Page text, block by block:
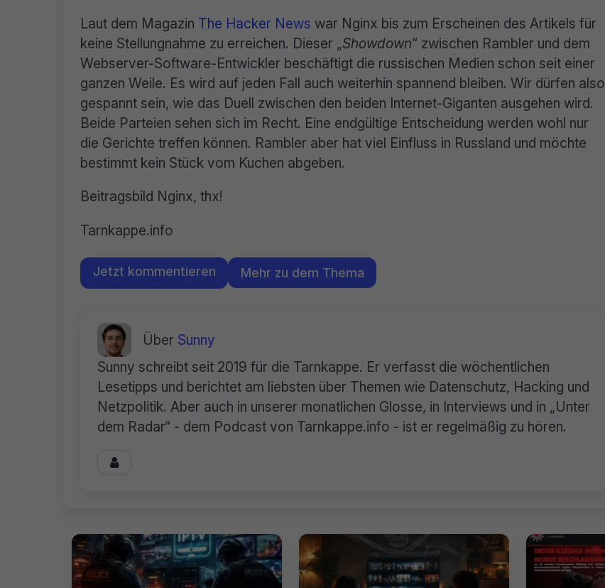
Laut dem Magazin The Hacker News war Nginx bis zum Erscheinen des Artikels für
keine Stellungnahme zu erreichen. Dieser „Showdown“ zwischen Rambler und dem
Webserver-Software-Entwickler beschäftigt die russischen Medien schon seit einer
ganzen Weile. Es wird auf jeden Fall auch weiterhin spannend bleiben. Wir dürfen also
gespannt sein, wie das Duell zwischen den beiden Internet-Giganten ausgehen wird.
Beide Parteien sehen sich im Recht. Eine endgültige Entscheidung werden wohl nur
die Gerichte treffen können. Rambler aber hat viel Einfluss in Russland und möchte
bestimmt kein Stück vom Kuchen abgeben.
Beitragsbild Nginx, thx!
Tarnkappe.info
Jetzt kommentieren Mehr zu dem Thema
Über Sunny
Sunny schreibt seit 2019 für die Tarnkappe. Er verfasst die wöchentlichen
Lesetipps und berichtet am liebsten über Themen wie Datenschutz, Hacking und
Netzpolitik. Aber auch in unserer monatlichen Glosse, in Interviews und in „Unter
dem Radar“ - dem Podcast von Tarnkappe.info - ist er regelmäßig zu hören.
